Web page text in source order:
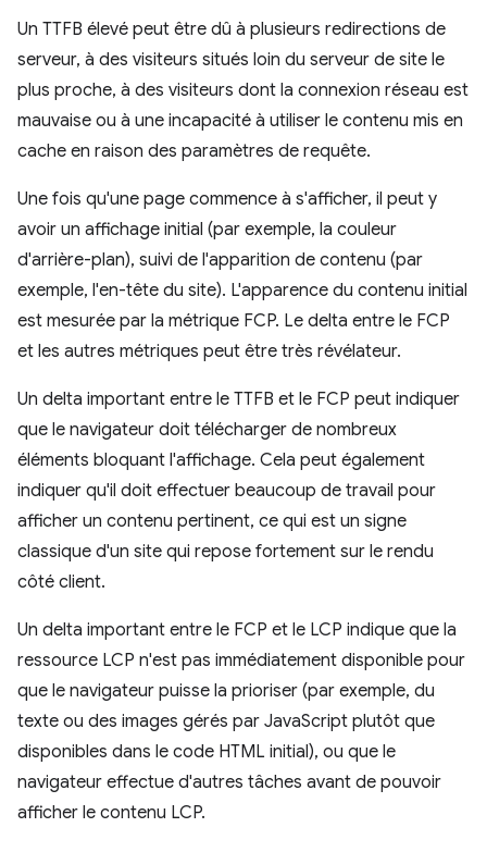
Un TTFB élevé peut être dû à plusieurs redirections de
serveur, à des visiteurs situés loin du serveur de site le
plus proche, à des visiteurs dont la connexion réseau est
mauvaise ou à une incapacité à utiliser le contenu mis en
cache en raison des paramètres de requête.
Une fois qu'une page commence à s'afficher, il peut y
avoir un affichage initial (par exemple, la couleur
d'arrière-plan), suivi de l'apparition de contenu (par
exemple, l'en-tête du site). L'apparence du contenu initial
est mesurée par la métrique FCP. Le delta entre le FCP
et les autres métriques peut être très révélateur.
Un delta important entre le TTFB et le FCP peut indiquer
que le navigateur doit télécharger de nombreux
éléments bloquant l'affichage. Cela peut également
indiquer qu'il doit effectuer beaucoup de travail pour
afficher un contenu pertinent, ce qui est un signe
classique d'un site qui repose fortement sur le rendu
côté client.
Un delta important entre le FCP et le LCP indique que la
ressource LCP n'est pas immédiatement disponible pour
que le navigateur puisse la prioriser (par exemple, du
texte ou des images gérés par JavaScript plutôt que
disponibles dans le code HTML initial), ou que le
navigateur effectue d'autres tâches avant de pouvoir
afficher le contenu LCP.